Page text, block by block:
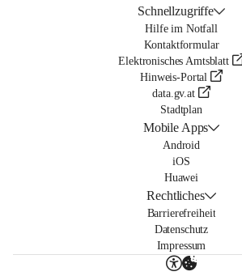
Schnellzugriffe
Hilfe im Notfall
Kontaktformular
Elektronisches Amtsblatt
Hinweis-Portal
data.gv.at
Stadtplan
Mobile Apps
Android
iOS
Huawei
Rechtliches
Barrierefreiheit
Datenschutz
Impressum